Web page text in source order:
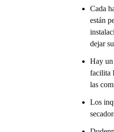
Cada
están
dejar
Hay un
facilita
las
Los